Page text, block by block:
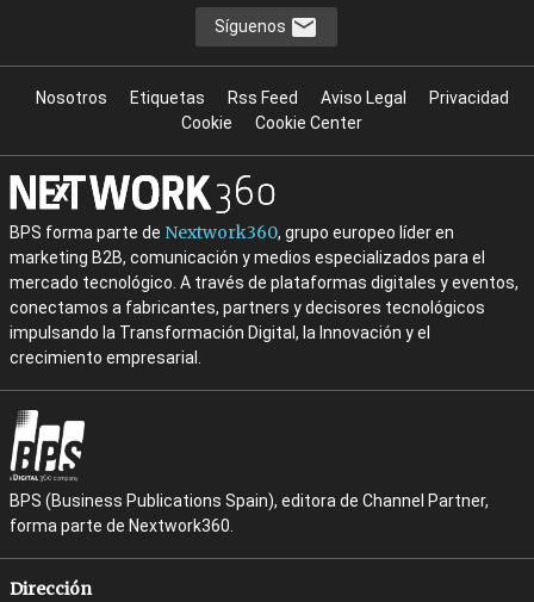
Síguenos
Nosotros Etiquetas Rss Feed Aviso Legal
Privacidad
Cookie
Cookie Center
BPS forma parte de Nextwork360, grupo europeo líder en
marketing B2B, comunicación y medios especializados para el
mercado tecnológico. A través de plataformas digitales y eventos,
conectamos a fabricantes, partners y decisores tecnológicos
impulsando la Transformación Digital, la Innovación y el
crecimiento empresarial.
BPS (Business Publications Spain), editora de Channel Partner,
forma parte de Nextwork360.
Dirección